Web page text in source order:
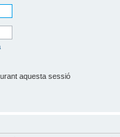
aquesta sessió